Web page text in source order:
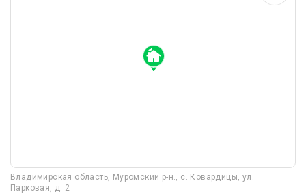
Владимирская область, Муромский р-н., с. Ковардицы, ул.
Парковая, д. 2